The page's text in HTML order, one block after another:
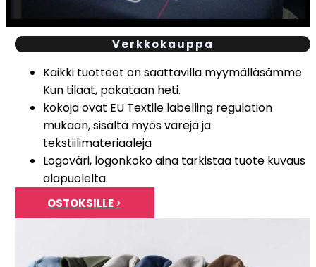
Verkkokauppa
Kaikki tuotteet on saattavilla myymälläsämme
Kun tilaat, pakataan heti.
kokoja ovat EU Textile labelling regulation
mukaan, sisältä myös värejä ja
tekstiilimateriaaleja
Logoväri, logonkoko aina tarkistaa tuote kuvaus
alapuolelta.
OSTOKSILLE>